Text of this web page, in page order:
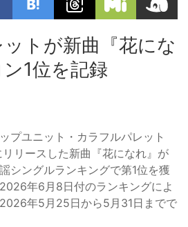
トが新曲『花にな
1位を記録
プユニット・カラフルパレット
リースした新曲『花になれ』が
シングルランキングで第1位を獲
年6月8日付のランキングによ
年5月25日から5月31日までで